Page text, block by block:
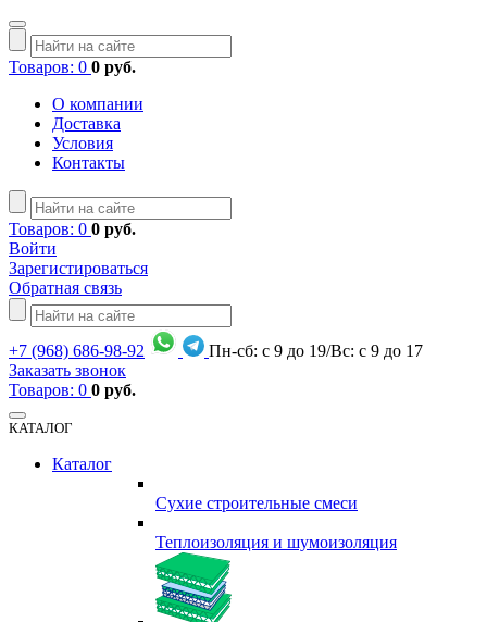
Товаров: 0 0 руб.
О компании
Доставка
Условия
Контакты
Товаров: 0 0 руб.
Войти
Зарегистироваться
Обратная связь
+7 (968) 686-98-92
Пн-сб: с 9 до 19/Вс: с 9 до 17
Заказать звонок
Товаров: 0 0 руб.
КАТАЛОГ
Каталог
Сухие строительные смеси
Теплоизоляция и шумоизоляция